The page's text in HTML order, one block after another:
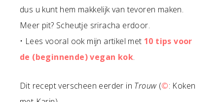
dus u kunt hem makkelijk van tevoren maken.
Meer pit? Scheutje sriracha erdoor.
• Lees vooral ook mijn artikel met 10 tips voor
de (beginnende) vegan kok.
Dit recept verscheen eerder in Trouw(©: Koken